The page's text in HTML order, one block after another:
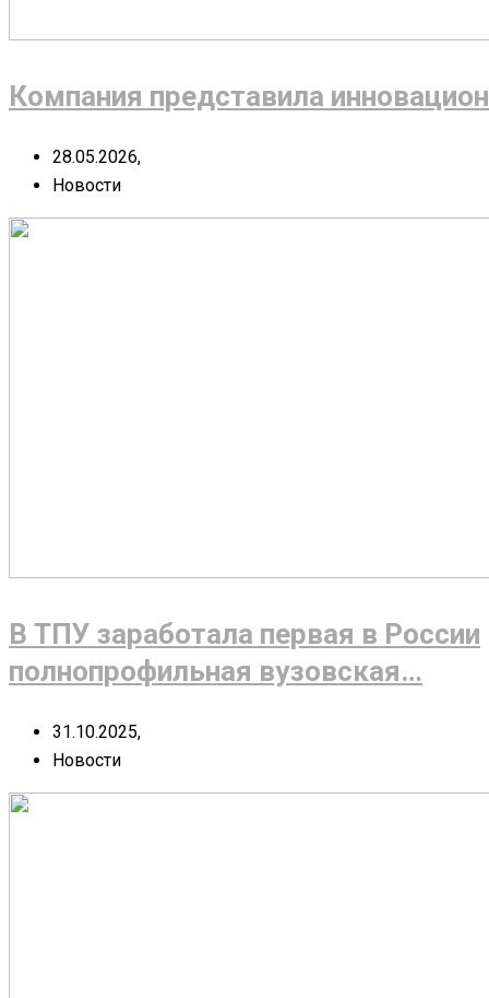
Компания представила
28.05.2026,
Новости
В ТПУ заработала первая в России
полнопрофильная вузовская…
31.10.2025,
Новости